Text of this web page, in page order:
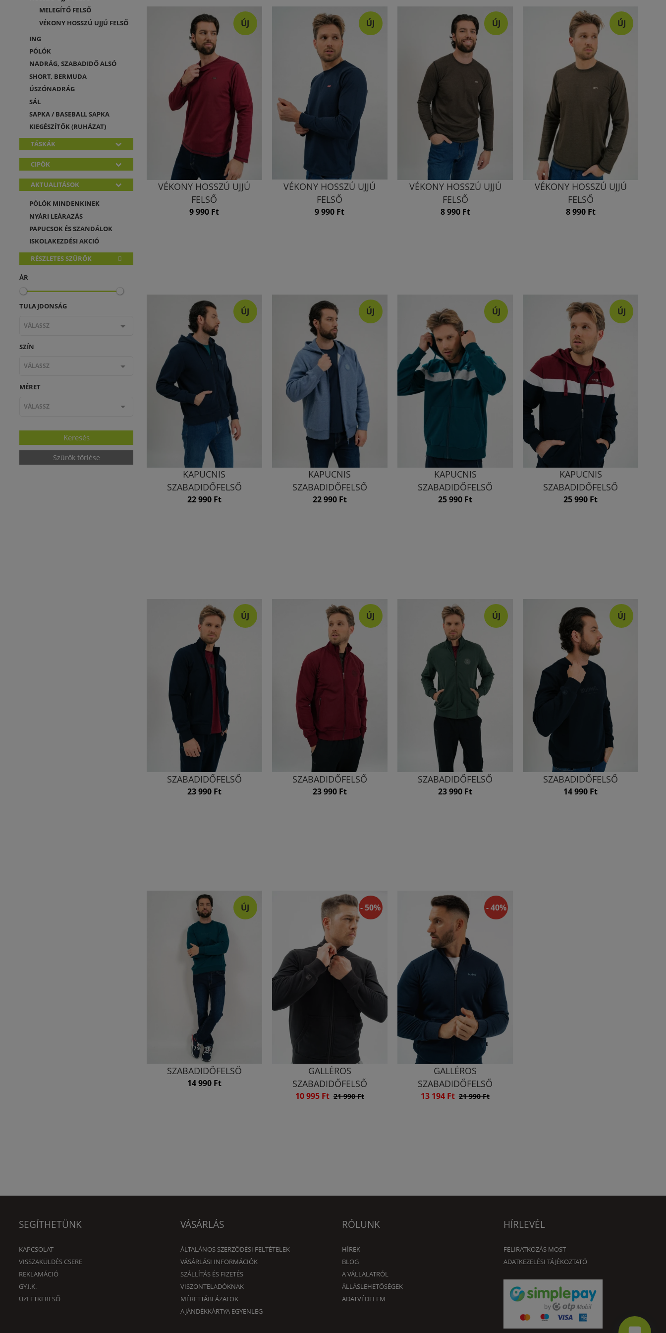
MELEGÍTŐ FELSŐ
VÉKONY HOSSZÚ UJJÚ FELSŐ
ING
PÓLÓK
NADRÁG, SZABADIDŐ ALSÓ
SHORT, BERMUDA
ÚSZÓNADRÁG
SÁL
SAPKA / BASEBALL SAPKA
KIEGÉSZÍTŐK (RUHÁZAT)
TÁSKÁK
CIPŐK
AKTUALITÁSOK
PÓLÓK MINDENKINEK
NYÁRI LEÁRAZÁS
PAPUCSOK ÉS SZANDÁLOK
ISKOLAKEZDÉSI AKCIÓ
RÉSZLETES SZŰRŐK
ÁR
TULAJDONSÁG
VÁLASSZ
SZÍN
VÁLASSZ
MÉRET
VÁLASSZ
Szűrők törlése
ÚJ
VÉKONY HOSSZÚ UJJÚ
FELSŐ
9 990 Ft
ÚJ
VÉKONY HOSSZÚ UJJÚ
FELSŐ
9 990 Ft
ÚJ
VÉKONY HOSSZÚ UJJÚ
FELSŐ
8 990 Ft
ÚJ
VÉKONY HOSSZÚ UJJÚ
FELSŐ
8 990 Ft
ÚJ
KAPUCNIS
SZABADIDŐFELSŐ
22 990 Ft
ÚJ
KAPUCNIS
SZABADIDŐFELSŐ
22 990 Ft
ÚJ
KAPUCNIS
SZABADIDŐFELSŐ
25 990 Ft
ÚJ
KAPUCNIS
SZABADIDŐFELSŐ
25 990 Ft
ÚJ
SZABADIDŐFELSŐ
23 990 Ft
ÚJ
SZABADIDŐFELSŐ
23 990 Ft
ÚJ
SZABADIDŐFELSŐ
23 990 Ft
ÚJ
SZABADIDŐFELSŐ
14 990 Ft
ÚJ
SZABADIDŐFELSŐ
14 990 Ft
- 50%
GALLÉROS
SZABADIDŐFELSŐ
10 995 Ft 21 990 Ft
- 40%
GALLÉROS
SZABADIDŐFELSŐ
13 194 Ft 21 990 Ft
SEGÍTHETÜNK
KAPCSOLAT
VISSZAKÜLDÉS CSERE
REKLAMÁCIÓ
GY.I.K.
ÜZLETKERESŐ
VÁSÁRLÁS
ÁLTALÁNOS SZERZŐDÉSI FELTÉTELEK
VÁSÁRLÁSI INFORMÁCIÓK
SZÁLLÍTÁS ÉS FIZETÉS
VISZONTELADÓKNAK
MÉRETTÁBLÁZATOK
AJÁNDÉKKÁRTYA EGYENLEG
RÓLUNK
HÍREK
BLOG
A VÁLLALATRÓL
ÁLLÁSLEHETŐSÉGEK
ADATVÉDELEM
HÍRLEVÉL
FELIRATKOZÁS MOST
ADATKEZELÉSI TÁJÉKOZTATÓ